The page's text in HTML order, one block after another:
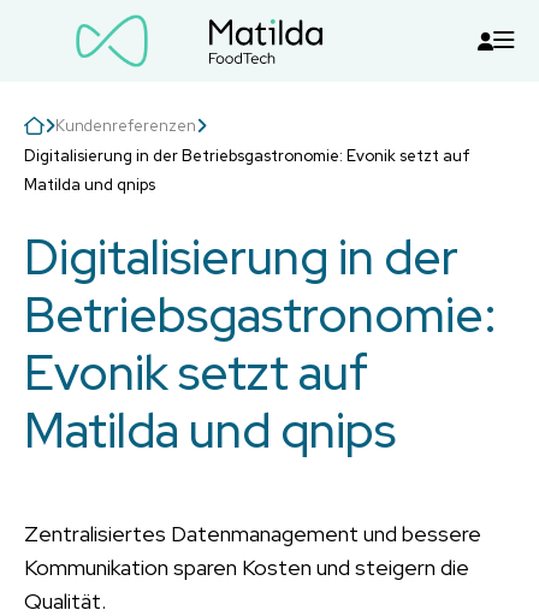
Kundenreferenzen
Digitalisierung in der Betriebsgastronomie: Evonik setzt auf
Matilda und qnips
Digitalisierung in der
Betriebsgastronomie:
Evonik setzt auf
Matilda und qnips
Zentralisiertes Datenmanagement und bessere
Kommunikation sparen Kosten und steigern die
Qualität.